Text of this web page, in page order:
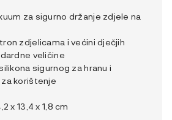
za sigurno držanje zdjele na
zdjelicama i većini dječjih
veličine
sigurnog za hranu i
korištenje
x 13,4 x 1,8 cm